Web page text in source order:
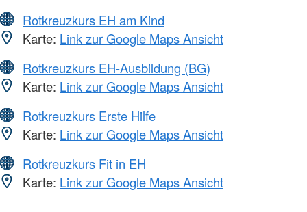
Rotkreuzkurs EH am Kind
Karte: Link zur Google Maps Ansicht
Rotkreuzkurs EH-Ausbildung (BG)
Karte: Link zur Google Maps Ansicht
Rotkreuzkurs Erste Hilfe
Karte: Link zur Google Maps Ansicht
Rotkreuzkurs Fit in EH
Karte: Link zur Google Maps Ansicht